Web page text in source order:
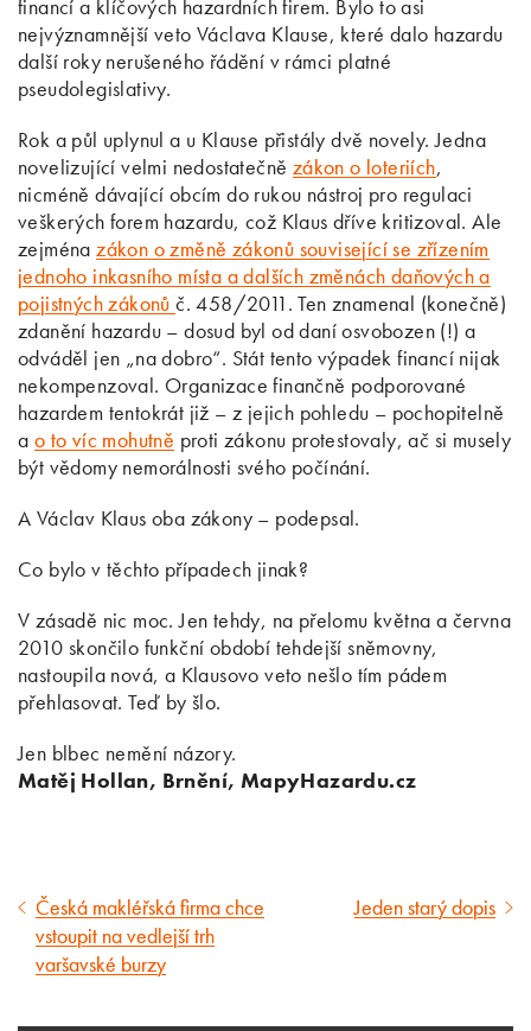
financí a klíčových hazardních firem. Bylo to asi
nejvýznamnější veto Václava Klause, které dalo hazardu
další roky nerušeného řádění v rámci platné
pseudolegislativy.
Rok a půl uplynul a u Klause přistály dvě novely. Jedna
novelizující velmi nedostatečně zákon o loteriích,
nicméně dávající obcím do rukou nástroj pro regulaci
veškerých forem hazardu, což Klaus dříve kritizoval. Ale
zejménazákon o změně zákonů související se zřízením
jednoho inkasního místa a dalších změnách daňových a
pojistných zákonůč. 458/2011. Ten znamenal (konečně)
zdanění hazardu – dosud byl od daní osvobozen (!) a
odváděl jen „na dobro“. Stát tento výpadek financí nijak
nekompenzoval. Organizace finančně podporované
hazardem tentokrát již – z jejich pohledu – pochopitelně
a o to víc mohutně proti zákonu protestovaly, ač si musely
být vědomy nemorálnosti svého počínání.
A Václav Klaus oba zákony – podepsal.
Co bylo v těchto případech jinak?
V zásadě nic moc. Jen tehdy, na přelomu května a června
2010 skončilo funkční období tehdejší sněmovny,
nastoupila nová, a Klausovo veto nešlo tím pádem
přehlasovat. Teď by šlo.
Jen blbec nemění názory.
Matěj Hollan, Brnění, MapyHazardu.cz
Předcházející
článek
Česká makléřská firma chce
vstoupit na vedlejší trh
varšavské burzy
NásledujícíJeden starý dopis